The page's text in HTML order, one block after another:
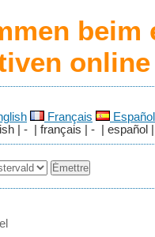
beim
Français
Español
| - | français | - | español |